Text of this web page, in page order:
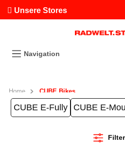
Unsere Stores
Ausfahrten
Bikefinder
Radwelt.fonds
Navigation
Home CUBE Bikes
CUBE E-Fully CUBE E-
Filter